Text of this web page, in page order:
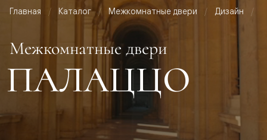
Главная Каталог Межкомнатные двери Дизайн
Межкомнатные двери
ПАЛАЦЦО